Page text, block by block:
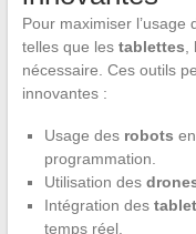
Pour maximiser l’usage
telles que les tablettes
nécessaire. Ces outils
innovantes :
Usage des robots
programmation.
Utilisation des
Intégration des
temps réel.